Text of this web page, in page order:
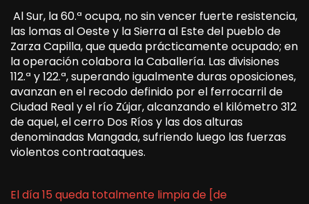
Al Sur, la 60.ª ocupa, no sin vencer fuerte resistencia,
las lomas al Oeste y la Sierra al Este del pueblo de
Zarza Capilla, que queda prácticamente ocupado; en
la operación colabora la Caballería. Las divisiones
112.ª y 122.ª, superando igualmente duras oposiciones,
avanzan en el recodo definido por el ferrocarril de
Ciudad Real y el río Zújar, alcanzando el kilómetro 312
de aquel, el cerro Dos Ríos y las dos alturas
denominadas Mangada, sufriendo luego las fuerzas
violentos contraataques.
El día 15 queda totalmente limpia de [de